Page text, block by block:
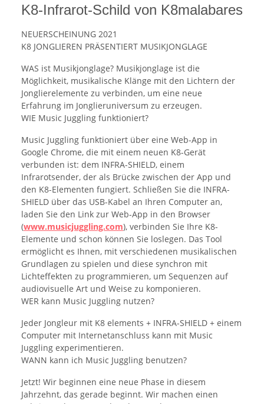
K8-Infrarot-Schild von K8malabares
NEUERSCHEINUNG 2021
K8 JONGLIEREN PRÄSENTIERT MUSIKJONGLAGE
WAS ist Musikjonglage? Musikjonglage ist die
Möglichkeit, musikalische Klänge mit den Lichtern der
Jonglierelemente zu verbinden, um eine neue
Erfahrung im Jonglieruniversum zu erzeugen.
WIE Music Juggling funktioniert?
Music Juggling funktioniert über eine Web-App in
Google Chrome, die mit einem neuen K8-Gerät
verbunden ist: dem INFRA-SHIELD, einem
Infrarotsender, der als Brücke zwischen der App und
den K8-Elementen fungiert. Schließen Sie die INFRA-
SHIELD über das USB-Kabel an Ihren Computer an,
laden Sie den Link zur Web-App in den Browser
(www.musicjuggling.com), verbinden Sie Ihre K8-
Elemente und schon können Sie loslegen. Das Tool
ermöglicht es Ihnen, mit verschiedenen musikalischen
Grundlagen zu spielen und diese synchron mit
Lichteffekten zu programmieren, um Sequenzen auf
audiovisuelle Art und Weise zu komponieren.
WER kann Music Juggling nutzen?
Jeder Jongleur mit K8 elements + INFRA-SHIELD + einem
Computer mit Internetanschluss kann mit Music
Juggling experimentieren.
WANN kann ich Music Juggling benutzen?
Jetzt! Wir beginnen eine neue Phase in diesem
Jahrzehnt, das gerade beginnt. Wir machen einen